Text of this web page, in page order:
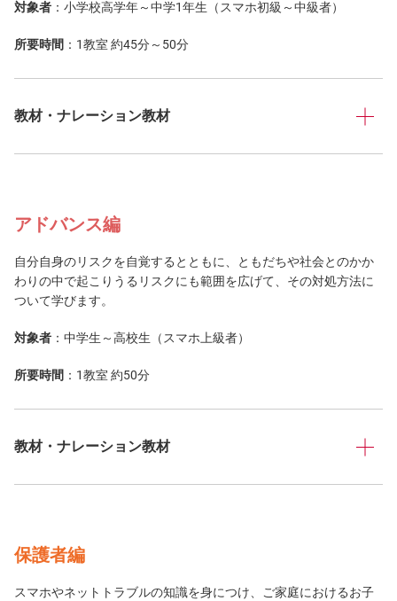
対象者 ：小学校高学年～中学1年生（スマホ初級～中級者）
所要時間 ：1教室 約45分～50分
教材・ナレーション教材
アドバンス編
自分自身のリスクを自覚するとともに、ともだちや社会とのかか
わりの中で起こりうるリスクにも範囲を広げて、その対処方法に
ついて学びます。
対象者 ：中学生～高校生（スマホ上級者）
所要時間 ：1教室 約50分
教材・ナレーション教材
保護者編
スマホやネットトラブルの知識を身につけ、ご家庭におけるお子